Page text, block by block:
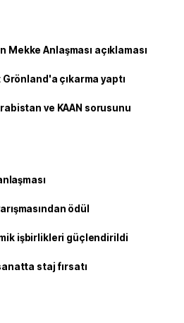
Mekke Anlaşması açıklaması
çıkarma yaptı
ve KAAN sorusunu
ödül
işbirlikleri güçlendirildi
staj fırsatı